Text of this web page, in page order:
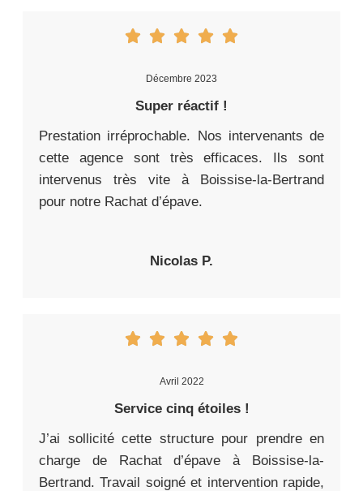
Décembre 2023
Super réactif !
Prestation irréprochable. Nos intervenants de
cette agence sont très efficaces. Ils sont
intervenus très vite à Boissise-la-Bertrand
pour notre Rachat d’épave.
Nicolas P.
Avril 2022
Service cinq étoiles !
J’ai sollicité cette structure pour prendre en
charge de Rachat d’épave à Boissise-la-
Bertrand. Travail soigné et intervention rapide,